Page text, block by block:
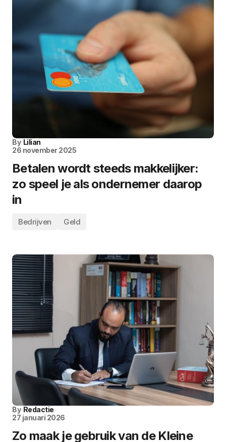
By Lilian
26 november 2025
Betalen wordt steeds makkelijker:
zo speel je als ondernemer daarop
in
Bedrijven Geld
By Redactie
27 januari 2026
Zo maak je gebruik van de Kleine